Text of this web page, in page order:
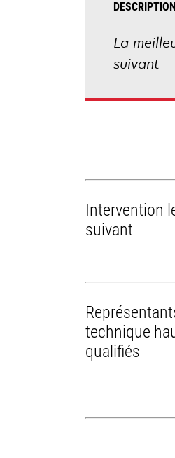
La
suivant
Intervention
suivant
technique
qualifiés